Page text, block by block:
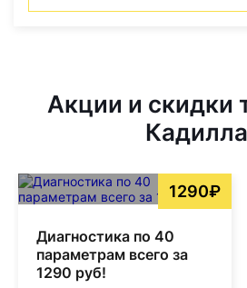
Акции и скидки
1290₽
Диагностика по 40
параметрам всего за
1290 руб!